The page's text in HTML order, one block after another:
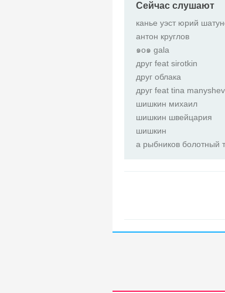
Сейчас слушают
канье уэст юрий
антон круглов
๑о๑ gala
друг feat sirotkin
друг облака
друг feat tina
шишкин михаил
шишкин швейцария
шишкин
а рыбников болотный